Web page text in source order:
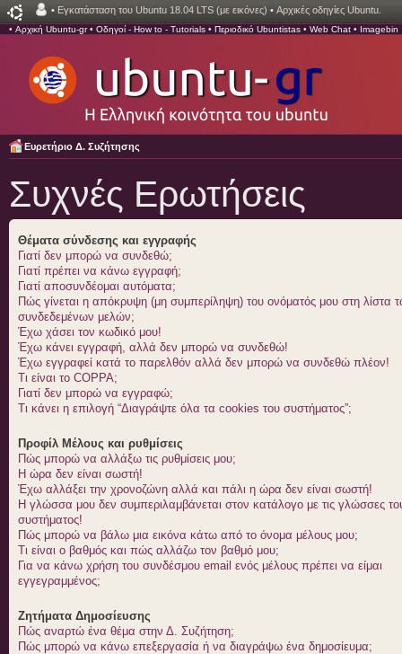
• Εγκατάσταση του Ubuntu 18.04 LTS (με εικόνες) • Αρχικές οδηγίες Ubuntu.
• Αρχική Ubuntu-gr• Οδηγοί - How to - Tutorials • Περιοδικό Ubuntistas • Web Chat • Imagebin
Ευρετήριο Δ. Συζήτησης
Συχνές Ερωτήσεις
Θέματα σύνδεσης και εγγραφής
Γιατί δεν μπορώ να συνδεθώ;
Γιατί πρέπει να κάνω εγγραφή;
Γιατί αποσυνδέομαι αυτόματα;
Πώς γίνεται η απόκρυψη (μη συμπερίληψη) του ονόματός μου στη λίστα
συνδεδεμένων μελών;
Έχω χάσει τον κωδικό μου!
Έχω κάνει εγγραφή, αλλά δεν μπορώ να συνδεθώ!
Έχω εγγραφεί κατά το παρελθόν αλλά δεν μπορώ να συνδεθώ πλέον!
Τι είναι το COPPA;
Γιατί δεν μπορώ να εγγραφώ;
Τι κάνει η επιλογή “Διαγράψτε όλα τα cookies του συστήματος”;
Προφίλ Μέλους και ρυθμίσεις
Πώς μπορώ να αλλάξω τις ρυθμίσεις μου;
Η ώρα δεν είναι σωστή!
Έχω αλλάξει την χρονοζώνη αλλά και πάλι η ώρα δεν είναι σωστή!
Η γλώσσα μου δεν συμπεριλαμβάνεται στον κατάλογο με τις γλώσσες
συστήματος!
Πώς μπορώ να βάλω μια εικόνα κάτω από το όνομα μέλους μου;
Τι είναι ο βαθμός και πώς αλλάζω τον βαθμό μου;
Για να κάνω χρήση του συνδέσμου email ενός μέλους πρέπει να είμαι
εγγεγραμμένος;
Ζητήματα Δημοσίευσης
Πώς αναρτώ ένα θέμα στην Δ. Συζήτηση;
Πώς μπορώ να κάνω επεξεργασία ή να διαγράψω ένα δημοσίευμα;